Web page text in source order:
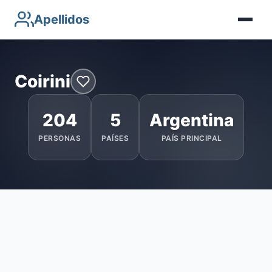
Apellidos
Coirini
204
PERSONAS
5
PAÍSES
Argentina
PAÍS PRINCIPAL